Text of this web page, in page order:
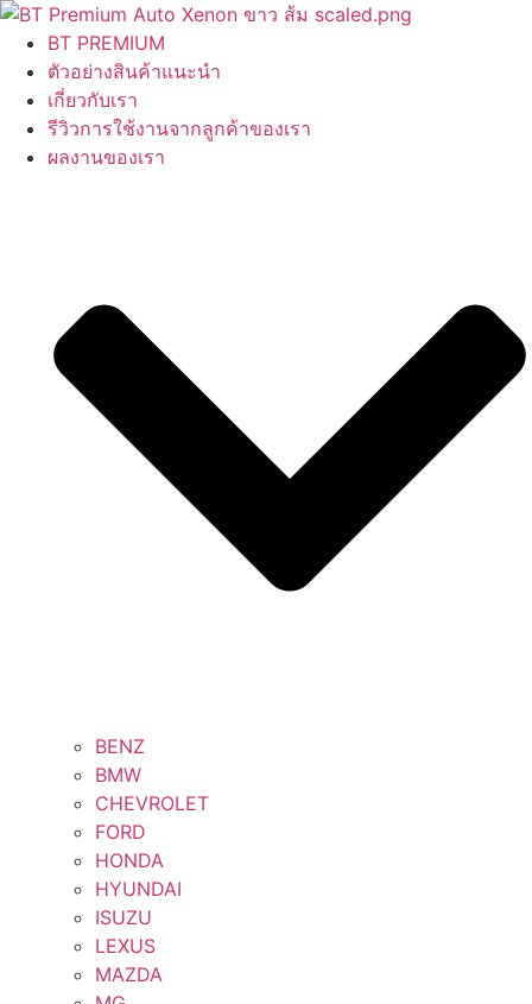
Skip
content
BT PREMIUM
ตัวอย่างสินค้าแนะนำ
เกี่ยวกับเรา
รีวิวการใช้งานจากลูกค้าของเรา
ผลงานของเรา
BENZ
BMW
CHEVROLET
FORD
HONDA
HYUNDAI
ISUZU
LEXUS
MAZDA